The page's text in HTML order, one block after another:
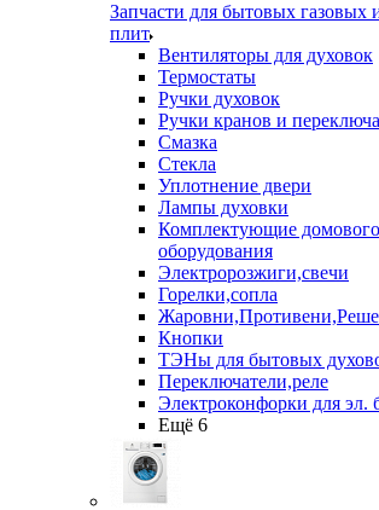
Запчасти для бытовых газовых
плит
Вентиляторы для духовок
Термостаты
Ручки духовок
Ручки кранов и
Смазка
Стекла
Уплотнение двери
Лампы духовки
Комплектующие домового
оборудования
Электророзжиги,свечи
Горелки,сопла
Кнопки
ТЭНы для бытовых
Переключатели,реле
Электроконфорки для эл.
Ещё 6